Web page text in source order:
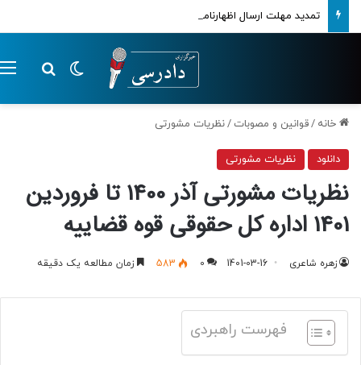
تمدید مهلت ارسال اظهارنامه‌های مالیاتی تا پایان تابستان 1405
تغییر پوسته
خانه /قوانین و مصوبات /نظریات مشورتی
دانلود نظریات مشورتی
نظریات مشورتی آذر 1400 تا فروردین
1401 اداره کل حقوقی قوه قضاییه
زهره شاعری 1401-03-16
0
583 زمان مطالعه یک دقیقه
فهرست راهبردی